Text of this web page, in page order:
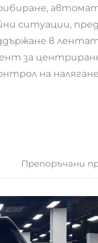
ситуации,
в
за
на
Препоръчани